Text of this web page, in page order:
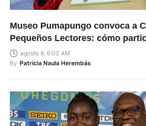
Museo Pumapungo convoca a
Pequeños Lectores: cómo
agosto 8, 6:00 AM
By Patricia Naula Herembás